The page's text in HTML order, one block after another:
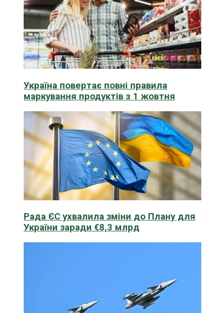
Україна повертає повні правила
маркування продуктів з 1 жовтня
Рада ЄС ухвалила зміни до Плану для
України заради €8,3 млрд